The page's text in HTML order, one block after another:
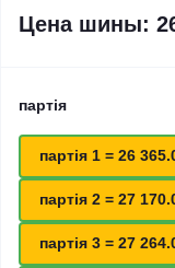
Цена шины:
партія
партія 1 = 26
партія 2 = 27
партія 3 = 27